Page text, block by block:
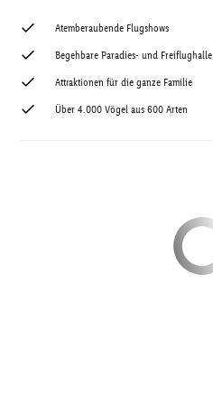
Atemberaubende Flugshows
Begehbare Paradies- und Freiflughalle
Attraktionen für die ganze Familie
Über 4.000 Vögel aus 600 Arten